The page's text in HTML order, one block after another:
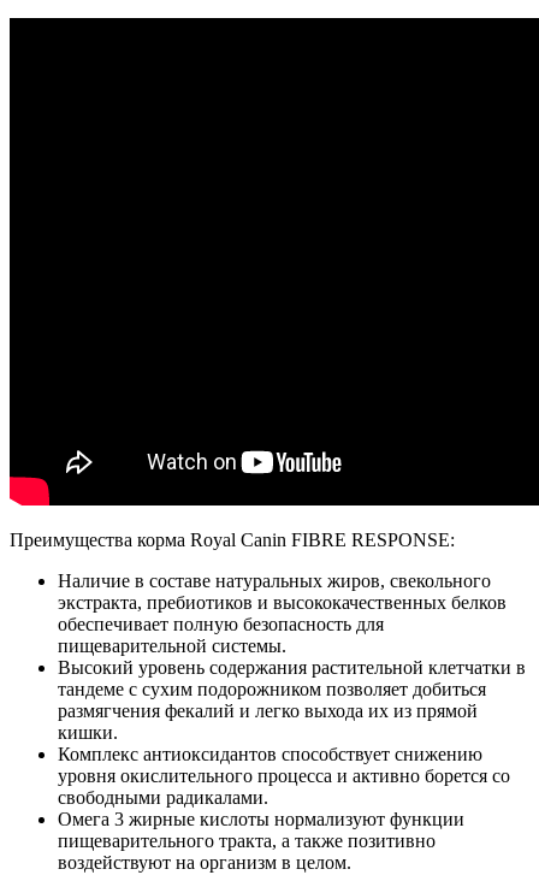
Преимущества корма Royal Canin FIBRE RESPONSE:
Наличие в составе натуральных жиров, свекольного
экстракта, пребиотиков и высококачественных белков
обеспечивает полную безопасность для
пищеварительной системы.
Высокий уровень содержания растительной клетчатки в
тандеме с сухим подорожником позволяет добиться
размягчения фекалий и легко выхода их из прямой
кишки.
Комплекс антиоксидантов способствует снижению
уровня окислительного процесса и активно борется со
свободными радикалами.
Омега 3 жирные кислоты нормализуют функции
пищеварительного тракта, а также позитивно
воздействуют на организм в целом.